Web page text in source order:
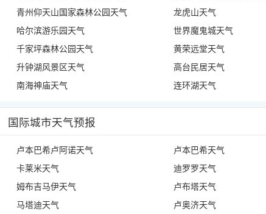
青州仰天山国家森林公园天气
龙虎山天气
哈尔滨游乐园天气
世界魔鬼城天气
千家坪森林公园天气
黄荣远堂天气
升钟湖风景区天气
高台民居天气
南海神庙天气
连环湖天气
国际城市天气预报
卢本巴希卢阿诺天气 卢本巴希天气
卡莱米天气
迪罗罗天气
姆布吉马伊天气
卢布塔天气
马塔迪天气
卢奥济天气